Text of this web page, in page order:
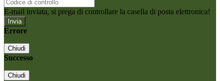
E-mail inviata, si prega di controllare la casella di posta elettronica!
Errore
Chiudi
Successo
Chiudi